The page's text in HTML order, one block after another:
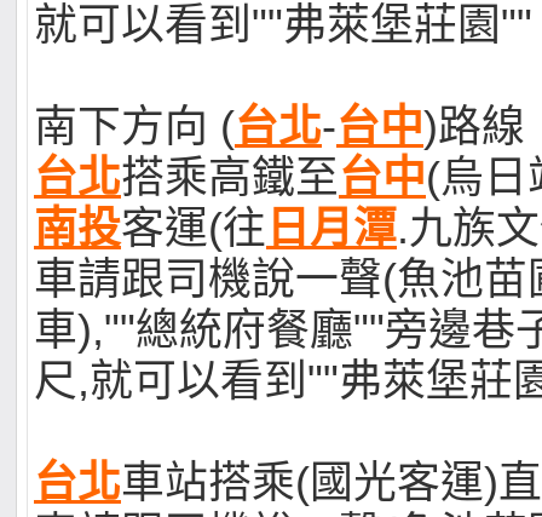
就可以看到""弗萊堡莊園""
南下方向 (台北-台中)路線
台北搭乘高鐵至台中(烏日
南投客運(往 日月潭.九族
車請跟司機說一聲(魚池苗
車),""總統府餐廳""旁邊巷
尺,就可以看到""弗萊堡莊
台北車站搭乘(國光客運)